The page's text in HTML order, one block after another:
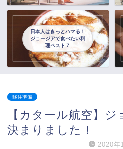
日本人はきっとハマる！
ジョージアで食べたい料
理ベスト７
移住準備
【カタール航空】ジ
決まりました！
2020年